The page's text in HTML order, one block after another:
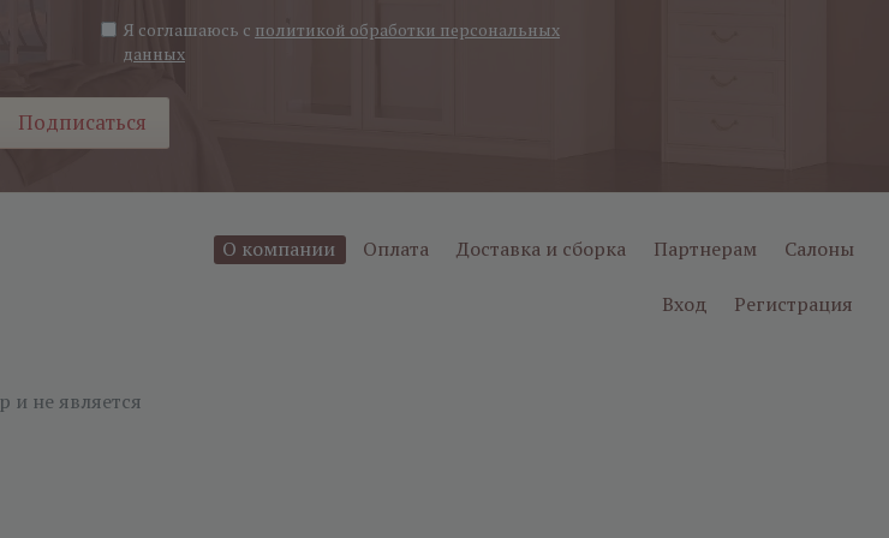
Я соглашаюсь с политикой обработки персональных
данных
Подписаться
и не является
О компании Оплата Доставка и сборка Партнерам Салоны
Вход Регистрация